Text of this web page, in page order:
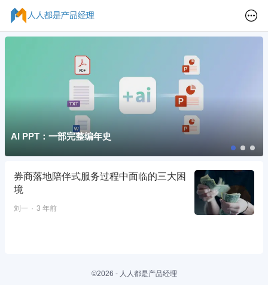
AI PPT：一部完整编年史
券商落地陪伴式服务过程中面临的三大困
境
刘一 3 年前
©2026 - 人人都是产品经理